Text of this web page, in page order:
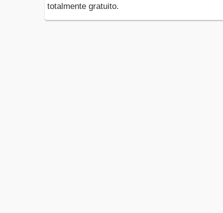
totalmente gratuito.